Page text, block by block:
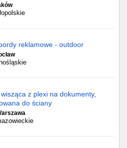
reklamowe - outdoor
z plexi na dokumenty,
do ściany